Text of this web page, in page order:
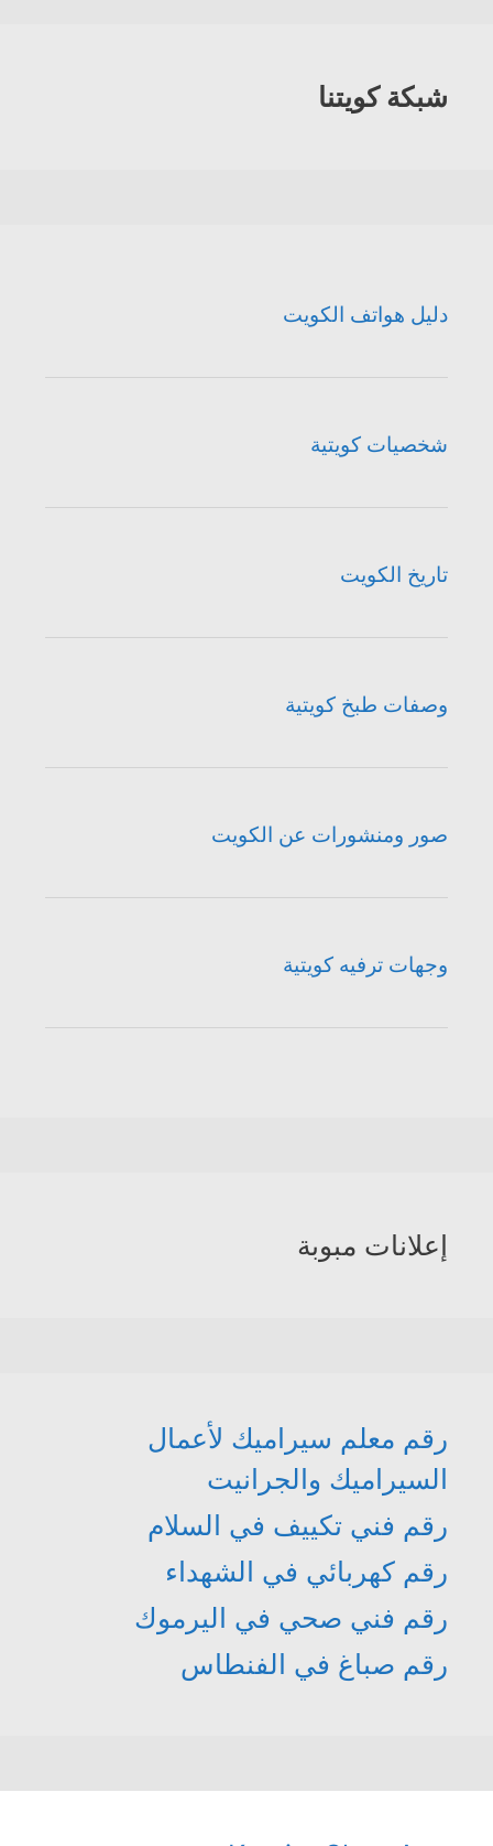
شبكة كويتنا
دليل هواتف الكويت
شخصيات كويتية
تاريخ الكويت
وصفات طبخ كويتية
صور ومنشورات عن الكويت
وجهات ترفيه كويتية
إعلانات مبوبة
رقم معلم سيراميك لأعمال
السيراميك والجرانيت
رقم فني تكييف في السلام
رقم كهربائي في الشهداء
رقم فني صحي في اليرموك
رقم صباغ في الفنطاس